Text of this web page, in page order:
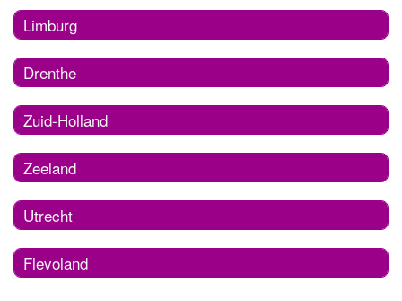
Limburg
Drenthe
Zuid-Holland
Zeeland
Utrecht
Flevoland